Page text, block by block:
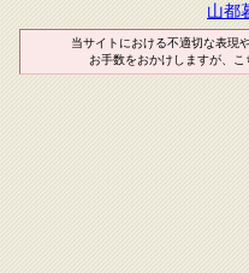
山都
当サイトにおける不適切な表現
お手数をおかけしますが、こ